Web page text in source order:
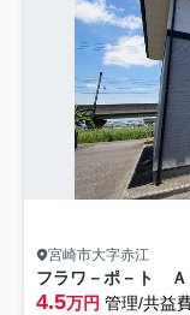
宮崎市大字赤江
フラワ－ポ－ト Ａ
4.5万円 管理/共益